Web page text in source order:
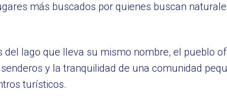
más buscados por quienes buscan
del lago que lleva su mismo nombre, el pueblo
y la tranquilidad de una comunidad
turísticos.